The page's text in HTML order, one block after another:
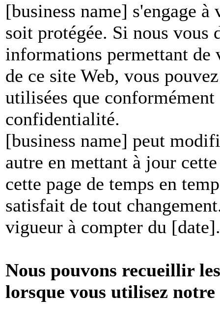
[business name] s'engage
soit protégée. Si nous vous
informations permettant
de ce site Web, vous
utilisées que
confidentialité.
[business name] peut
autre en mettant à jour
cette page de temps en
satisfait de tout
vigueur à compter du [date].
Nous pouvons recueillir
lorsque vous utilisez notre